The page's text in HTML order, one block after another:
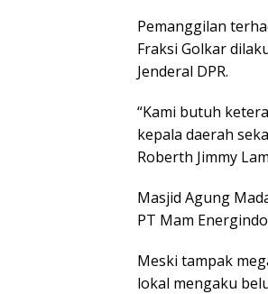
Pemanggilan
Fraksi Golkar
Jenderal DPR.
“Kami butuh
kepala daerah
Roberth Jimmy
Masjid Agung
PT Mam
Meski tampak
lokal mengaku